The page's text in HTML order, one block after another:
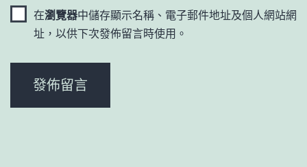
在瀏覽器中儲存顯示名稱、電子郵件地址及個人網站網
址，以供下次發佈留言時使用。